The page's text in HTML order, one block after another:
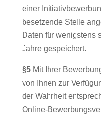
einer
besetzende Stelle
Daten für wenigstens
Jahre gespeichert.
§5Mit Ihrer
von Ihnen zur
der Wahrheit
Online-